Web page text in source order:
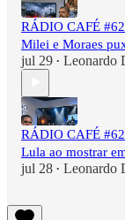
RÁDIO CAFÉ
Milei e Moraes
jul 29 • Leonardo
RÁDIO CAFÉ
Lula ao mostrar
jul 28 • Leonardo